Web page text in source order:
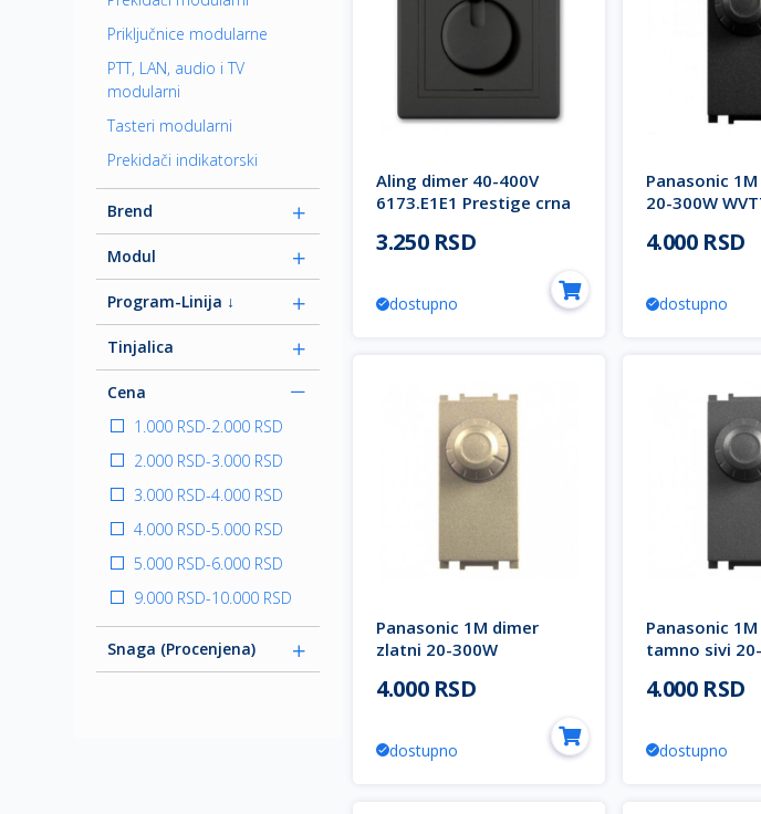
Aling dimer 40-400V
6173.E1E1 Prestige crna
3.250 RSD
dostupno
Panasonic
20-300W
4.000 RSD
dostupno
Panasonic 1M dimer
zlatni 20-300W
Thea Modular
4.000 RSD
dostupno
Panasonic
tamno sivi
Thea Modular
4.000 RSD
dostupno
Priključnice modularne
PTT, LAN, audio i TV
modularni
Tasteri modularni
Prekidači indikatorski
Brend
Modul
Program-Linija ↓
Tinjalica
Cena
1.000 RSD-2.000 RSD
2.000 RSD-3.000 RSD
3.000 RSD-4.000 RSD
4.000 RSD-5.000 RSD
5.000 RSD-6.000 RSD
9.000 RSD-10.000 RSD
Snaga (procenjena)